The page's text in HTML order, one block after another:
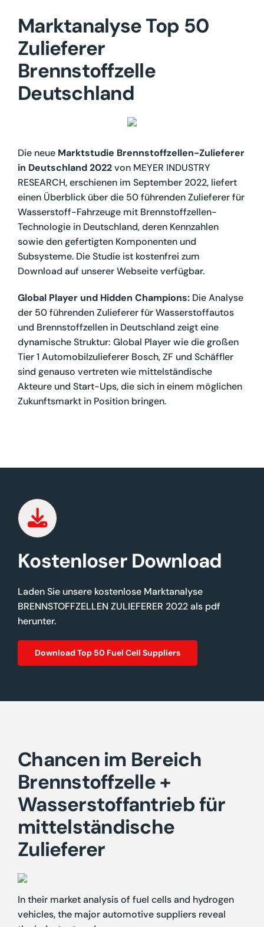
Marktanalyse Top 50
Zulieferer
Brennstoffzelle
Deutschland
Die neue Marktstudie Brennstoffzellen-Zulieferer
in Deutschland 2022von MEYER INDUSTRY
RESEARCH, erschienen im September 2022, liefert
einen Überblick über die 50 führenden Zulieferer für
Wasserstoff-Fahrzeuge mit Brennstoffzellen-
Technologie in Deutschland, deren Kennzahlen
sowie den gefertigten Komponenten und
Subsysteme. Die Studie ist kostenfrei zum
Download auf unserer Webseite verfügbar.
Global Player und Hidden Champions:Die Analyse
der 50 führenden Zulieferer für Wasserstoffautos
und Brennstoffzellen in Deutschland zeigt eine
dynamische Struktur: Global Player wie die großen
Tier 1 Automobilzulieferer Bosch, ZF und Schäffler
sind genauso vertreten wie mittelständische
Akteure und Start-Ups, die sich in einem möglichen
Zukunftsmarkt in Position bringen.
Kostenloser Download
Laden Sie unsere kostenlose Marktanalyse
BRENNSTOFFZELLEN ZULIEFERER 2022 als pdf
herunter.
Download Top 50 Fuel Cell Suppliers
Chancen im Bereich
Brennstoffzelle +
Wasserstoffantrieb für
mittelständische
Zulieferer
In their market analysis of fuel cells and hydrogen
vehicles, the major automotive suppliers reveal